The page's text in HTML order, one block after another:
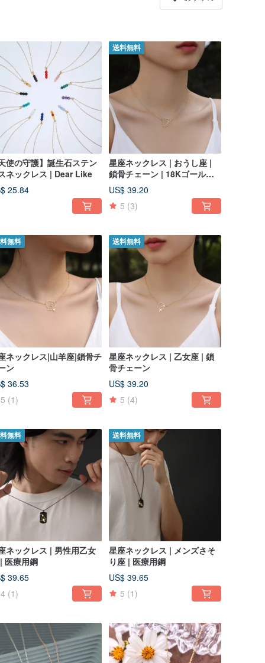
使の守護】誕生石ステン
ネックレス | Dear Like
25.84
送料無料
星座ネックレス | おうし座 |
鎖骨チェーン | 18Kゴールド
メッキ チタン
US$ 39.20
5 (3)
無料
ネックレス|山羊座|鎖骨チ
ン
36.53
5 (1)
送料無料
星座ネックレス | 乙女座 | 鎖
骨チェーン
US$ 39.20
5 (4)
無料
ネックレス | 男性用乙女
医療用鋼
39.65
4 (1)
送料無料
星座ネックレス | メンズさそ
り座 | 医療用鋼
US$ 39.65
5 (1)